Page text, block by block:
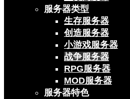
服务器类型
生存服务器
创造服务器
小游戏服务器
战争服务器
RPG服务器
MOD服务器
服务器特色